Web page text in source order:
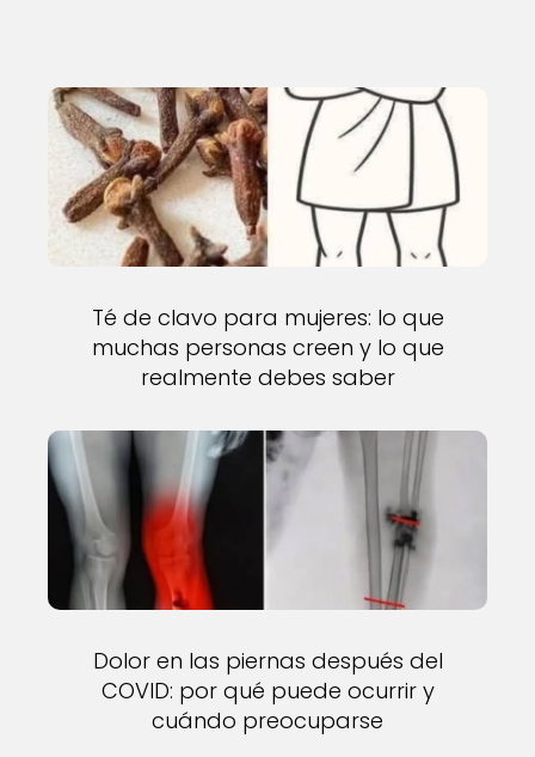
Té de clavo para mujeres: lo que
muchas personas creen y lo que
realmente debes saber
Dolor en las piernas después del
COVID: por qué puede ocurrir y
cuándo preocuparse